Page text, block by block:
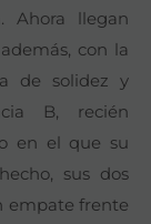
Ahora llegan
con la
de solidez y
B, recién
en el que su
sus dos
empate frente